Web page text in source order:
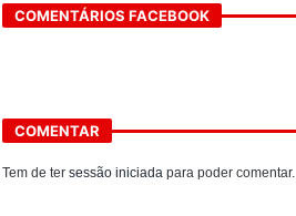
COMENTÁRIOS FACEBOOK
COMENTAR
Tem de tersessão iniciada para poder comentar.